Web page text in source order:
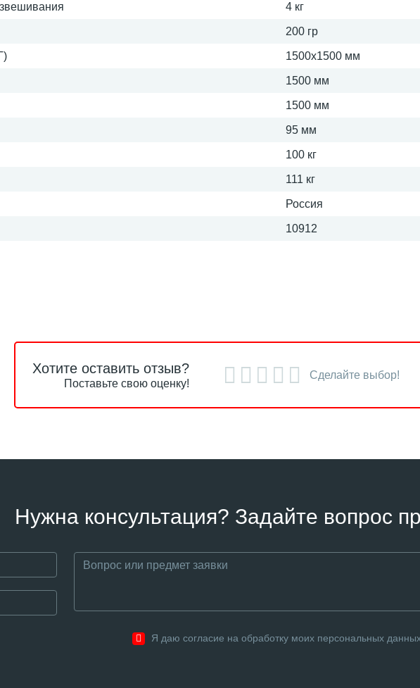
4 кг
200 гр
1500х1500 мм
1500 мм
1500 мм
95 мм
100 кг
111 кг
Россия
10912
Хотите оставить отзыв?
Поставьте свою оценку!
Сделайте выбор!
Нужна консультация? Задайте вопрос
Я даю согласие на обработку моих персональных